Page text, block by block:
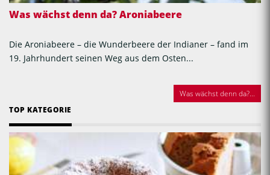
Was wächst denn da? Aroniabeere
Die Aroniabeere – die Wunderbeere der Indianer – fand im
19. Jahrhundert seinen Weg aus dem Osten...
Was wächst denn da?...
TOP KATEGORIE